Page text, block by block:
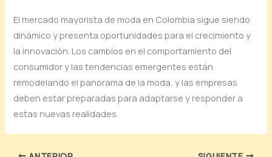
El mercado mayorista de moda en Colombia sigue siendo
dinámico y presenta oportunidades para el crecimiento y
la innovación. Los cambios en el comportamiento del
consumidor y las tendencias emergentes están
remodelando el panorama de la moda, y las empresas
deben estar preparadas para adaptarse y responder a
estas nuevas realidades.